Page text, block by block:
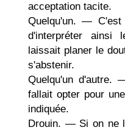
accep­tation tacite.
Quelqu'un. — C'est
d'in­terpréter
laissait planer le
s'abstenir.
Quelqu'un d'autre.
fallait opter pour
indiquée.
Drouin. — Si on ne